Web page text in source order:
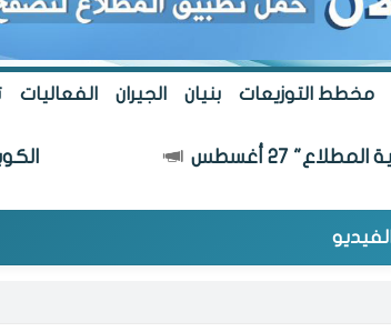
مخطط التوزيعات بنيان الجيران الفعاليات
الكويت أجمل.. بلا
الفيديو